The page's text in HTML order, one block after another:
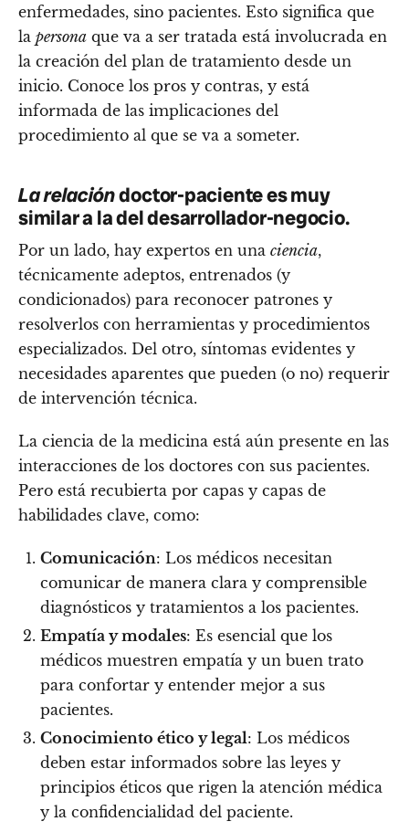
enfermedades, sino pacientes. Esto significa que
la persona que va a ser tratada está involucrada en
la creación del plan de tratamiento desde un
inicio. Conoce los pros y contras, y está
informada de las implicaciones del
procedimiento al que se va a someter.
La relacióndoctor-paciente es muy
similar a la del desarrollador-negocio.
Por un lado, hay expertos en una ciencia,
técnicamente adeptos, entrenados (y
condicionados) para reconocer patrones y
resolverlos con herramientas y procedimientos
especializados. Del otro, síntomas evidentes y
necesidades aparentes que pueden (o no) requerir
de intervención técnica.
La ciencia de la medicina está aún presente en las
interacciones de los doctores con sus pacientes.
Pero está recubierta por capas y capas de
habilidades clave, como:
Comunicación: Los médicos necesitan
comunicar de manera clara y comprensible
diagnósticos y tratamientos a los pacientes.
Empatía y modales: Es esencial que los
médicos muestren empatía y un buen trato
para confortar y entender mejor a sus
pacientes.
Conocimiento ético y legal: Los médicos
deben estar informados sobre las leyes y
principios éticos que rigen la atención médica
y la confidencialidad del paciente.